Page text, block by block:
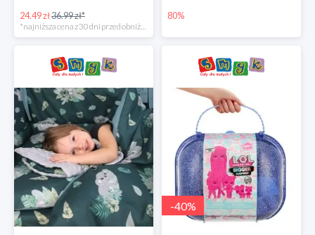
24.49 zł36.99 zł*
*najniższa cena z 30 dni przed obniżką
80%
-40%